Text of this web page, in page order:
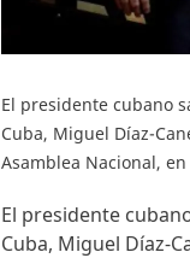
El presidente cubano
Cuba, Miguel Díaz-
Asamblea Nacional, en
El presidente
Cuba, Miguel Díaz-